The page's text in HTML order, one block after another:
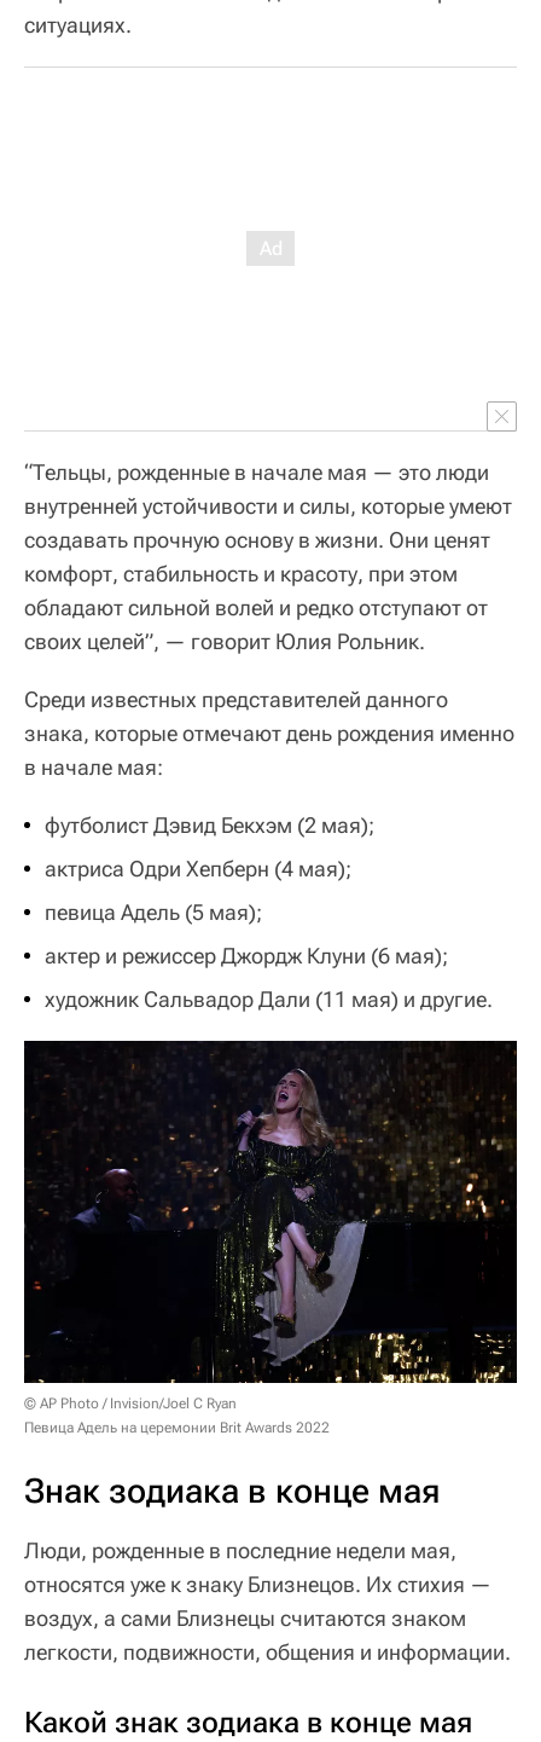
ситуациях.
“Тельцы, рожденные в начале мая — это люди
внутренней устойчивости и силы, которые умеют
создавать прочную основу в жизни. Они ценят
комфорт, стабильность и красоту, при этом
обладают сильной волей и редко отступают от
своих целей”, — говорит Юлия Рольник.
Среди известных представителей данного
знака, которые отмечают день рождения именно
в начале мая:
футболист Дэвид Бекхэм (2 мая);
актриса Одри Хепберн (4 мая);
певица Адель (5 мая);
актер и режиссер Джордж Клуни (6 мая);
художник Сальвадор Дали (11 мая) и другие.
© AP Photo / Invision/Joel C Ryan
Певица Адель на церемонии Brit Awards 2022
Знак зодиака в конце мая
Люди, рожденные в последние недели мая,
относятся уже к знаку Близнецов. Их стихия —
воздух, а сами Близнецы считаются знаком
легкости, подвижности, общения и информации.
Какой знак зодиака в конце мая